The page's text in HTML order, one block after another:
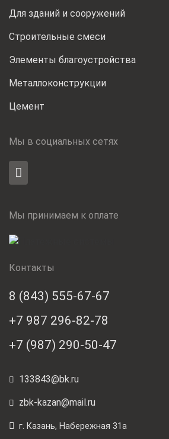
Для зданий и сооружений
Строительные смеси
Элементы благоустройства
Металлоконструкции
Цемент
Мы в социальных сетях
Мы принимаем к оплате
Контакты
8 (843) 555-67-67
+7 987 296-82-78
+7 (987) 290-50-47
133843@bk.ru
zbk-kazan@mail.ru
г. Казань, Набережная 31а